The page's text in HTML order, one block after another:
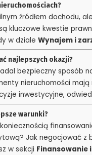
źródłem dochodu,
kluczowe kwestie
w dziale Wynajem i
najlepszych okazji?
bezpieczny sposób
nieruchomości mają
inwestycyjne,
warunki?
Jak negocjować z
w sekcji Finansowanie